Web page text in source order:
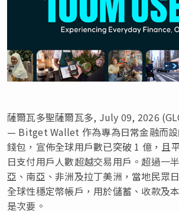
薩爾瓦多聖薩爾瓦多, July 09, 2026
— Bitget Wallet 作為專為日常金融而設
錢包，宣佈全球用戶數已突破 1 億，且
日支付用戶人數超越交易用戶。超過一
亞、南亞、非洲及拉丁美洲，當地民眾
全球性穩定幣帳戶，用於儲蓄、收款及
是次要。